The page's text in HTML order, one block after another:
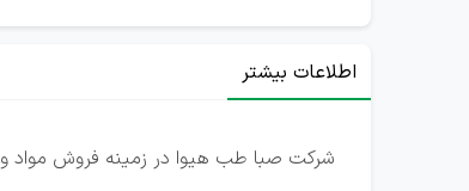
اطلاعات بیشتر
شرکت صبا طب هیوا در زمینه فروش مواد و ملزومات